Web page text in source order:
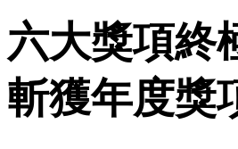
六大獎項終
斬獲年度獎